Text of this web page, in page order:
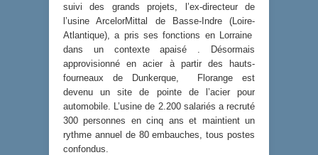
suivi des grands projets, l’ex-directeur de
l’usine ArcelorMittal de Basse-Indre (Loire-
Atlantique), a pris ses fonctions en Lorraine
dans un contexte apaisé . Désormais
approvisionné en acier à partir des hauts-
fourneaux de Dunkerque, Florange est
devenu un site de pointe de l’acier pour
automobile. L’usine de 2.200 salariés a recruté
300 personnes en cinq ans et maintient un
rythme annuel de 80 embauches, tous postes
confondus.